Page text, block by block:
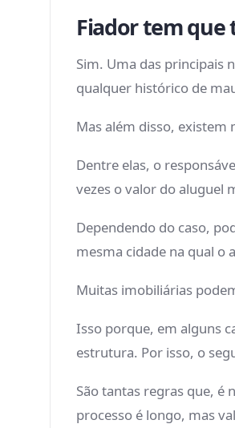
Fiador tem que
Sim. Uma das principais
qualquer histórico de
Mas além disso, existem
Dentre elas, o
vezes o valor do aluguel
Dependendo do caso,
mesma cidade na qual o
Muitas imobiliárias
Isso porque, em alguns
estrutura. Por isso, o
São tantas regras que, é
processo é longo, mas